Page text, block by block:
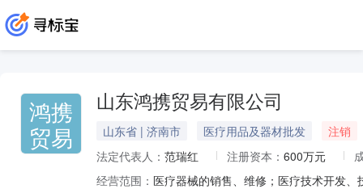
鸿携
贸易
山东鸿携贸易有限公司
山东省 | 济南市 医疗用品及器材批发
注销
法定代表人： 范瑞红 注册资本： 600万元
经营范围：